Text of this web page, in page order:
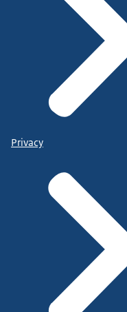
Privacy